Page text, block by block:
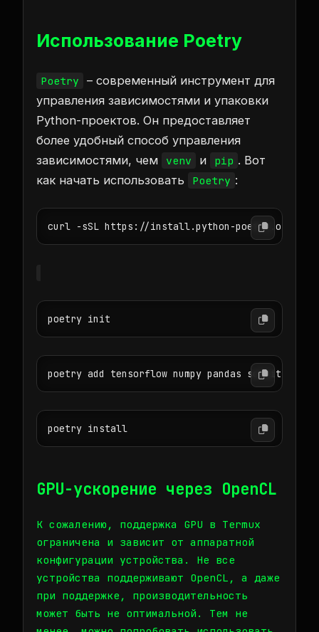
Использование Poetry
Poetry
– современный инструмент для
управления зависимостями и упаковки
Python-проектов. Он предоставляет
более удобный способ управления
зависимостями, чем
venv и pip . Вот
как начать использовать
Poetry :
curl -sSL https://install.python-poetry.org |
poetry init
poetry add tensorflow numpy pandas scikit-learn
poetry install
GPU-ускорение через OpenCL
К сожалению, поддержка GPU в Termux
ограничена и зависит от аппаратной
конфигурации устройства. Не все
устройства поддерживают OpenCL, а даже
при поддержке, производительность
может быть не оптимальной. Тем не